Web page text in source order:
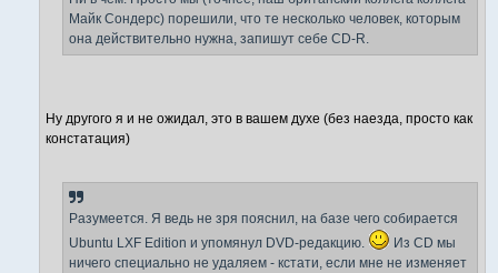
Майк Сондерс) порешили, что те несколько человек, которым
она действительно нужна, запишут себе CD-R.
Ну другого я и не ожидал, это в вашем духе (без наезда, просто как
констатация)
Разумеется. Я ведь не зря пояснил, на базе чего собирается
Ubuntu LXF Edition и упомянул DVD-редакцию.
Из CD мы
ничего специально не удаляем - кстати, если мне не изменяет